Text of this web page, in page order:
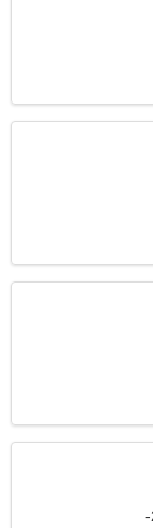
الرجل يريد مقابلة امرأة 25-